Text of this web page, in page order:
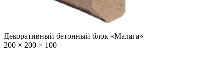
Декоративный бетонный блок «Малага»
200 × 200 × 100